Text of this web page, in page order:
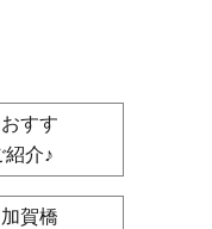
すす
紹介♪
賀橋